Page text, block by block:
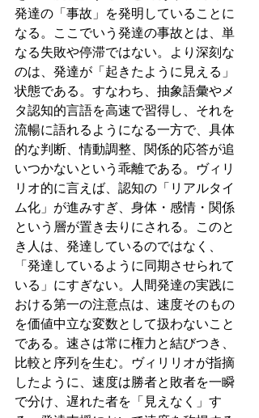
発達の「事故」を発明していることに
なる。ここでいう発達の事故とは、単
なる失敗や停滞ではない。より深刻な
のは、発達が「起きたように見える」
状態である。すなわち、抽象語彙やメ
タ認知的言語を高速で習得し、それを
流暢に語れるようになる一方で、具体
的な判断、情動調整、関係的応答が追
いつかないという乖離である。ヴィリ
リオ的に言えば、認知の「リアルタイ
ム化」が進みすぎ、身体・感情・関係
という層が置き去りにされる。このと
き人は、発達しているのではなく、
「発達しているように同期させられて
いる」にすぎない。人間発達の実践に
おける第一の注意点は、速度そのもの
を価値中立な変数として扱わないこと
である。速さは常に権力と結びつき、
比較と序列を生む。ヴィリリオが指摘
したように、速度は勝者と敗者を一瞬
で分け、遅れた者を「見えなく」す